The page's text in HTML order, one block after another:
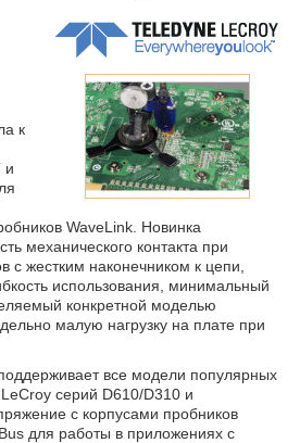
к
и
WaveLink. Новинка
механического контакта при
с жестким наконечником к цепи,
использования, минимальный
конкретной моделью
малую нагрузку на плате при
все модели популярных
серий D610/D310 и
с корпусами пробников
для работы в приложениях с